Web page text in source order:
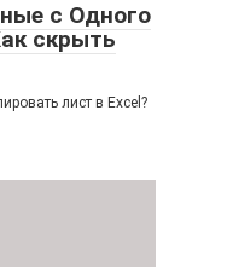
с Одного
скрыть
лист в Excel?